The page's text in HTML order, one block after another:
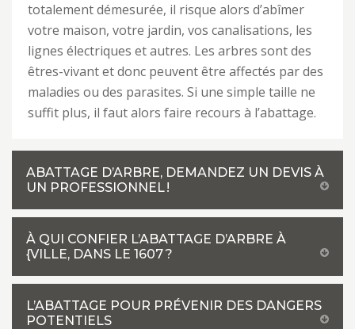
totalement démesurée, il risque alors d’abîmer
votre maison, votre jardin, vos canalisations, les
lignes électriques et autres. Les arbres sont des
êtres-vivant et donc peuvent être affectés par des
maladies ou des parasites. Si une simple taille ne
suffit plus, il faut alors faire recours à l’abattage.
ABATTAGE D’ARBRE, DEMANDEZ UN DEVIS À
UN PROFESSIONNEL !
À QUI CONFIER L’ABATTAGE D’ARBRE À
{VILLE, DANS LE 1607 ?
L’ABATTAGE POUR PRÉVENIR DES DANGERS
POTENTIELS